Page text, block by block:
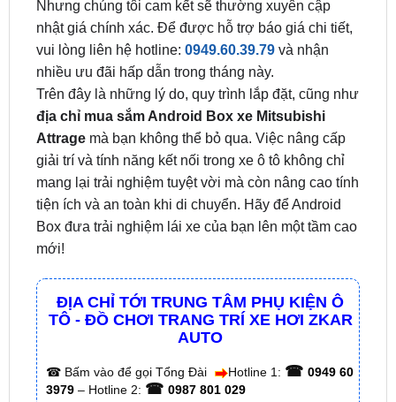
vui lòng liên hệ hotline:0949.60.39.79 và nhận
nhiều ưu đãi hấp dẫn trong tháng này.
Trên đây là những lý do, quy trình lắp đặt, cũng như
địa chỉ mua sắm Android Box xe Mitsubishi
Attragemà bạn không thể bỏ qua. Việc nâng cấp
giải trí và tính năng kết nối trong xe ô tô không chỉ
mang lại trải nghiệm tuyệt vời mà còn nâng cao tính
tiện ích và an toàn khi di chuyển. Hãy để Android
Box đưa trải nghiệm lái xe của bạn lên một tầm cao
mới!
ĐỊA CHỈ TỚI TRUNG TÂM PHỤ KIỆN Ô
TÔ - ĐỒ CHƠI TRANG TRÍ XE HƠI ZKAR
☎Bấm vào để gọi Tổng Đài Hotline 1:☎ 0949 60
0987 801 029
✅ Tới nâng cấp, lắp đặt tận nơi tại Tp.HCM và
các tỉnh lân cận